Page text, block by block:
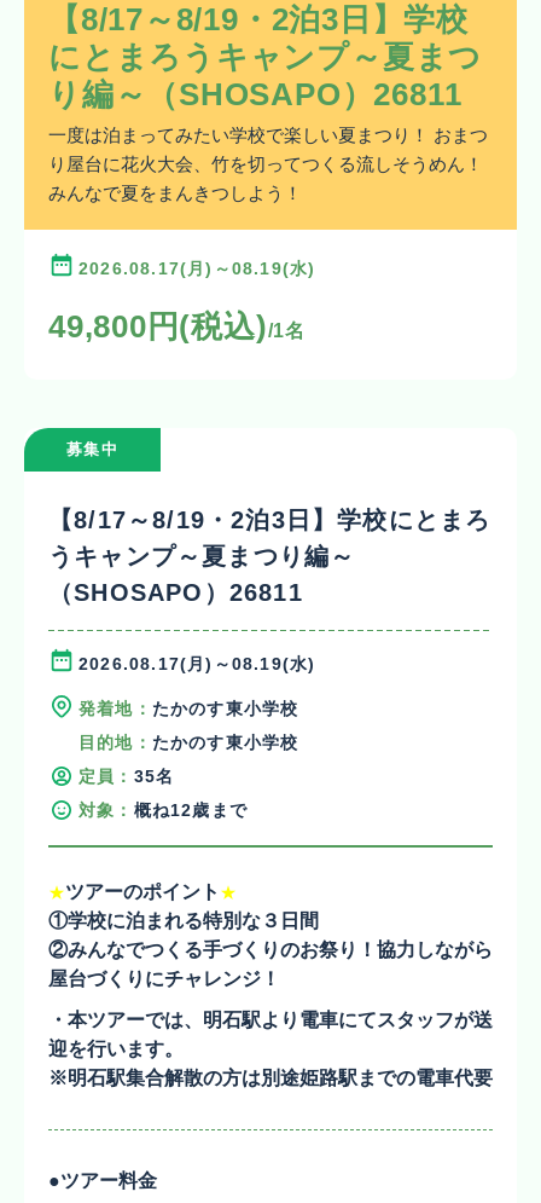
【8/17～8/19・2泊3日】学校
にとまろうキャンプ～夏まつ
り編～（SHOSAPO）26811
一度は泊まってみたい学校で楽しい夏まつり！ おまつ
り屋台に花火大会、竹を切ってつくる流しそうめん！
みんなで夏をまんきつしよう！
2026.08.17(月)～08.19(水)
49,800円(税込)/1名
募集中
【8/17～8/19・2泊3日】学校にとまろ
うキャンプ～夏まつり編～
（SHOSAPO）26811
2026.08.17(月)～08.19(水)
発着地： たかのす東小学校
目的地： たかのす東小学校
定員： 35名
対象： 概ね12歳まで
★ツアーのポイント ★
①学校に泊まれる特別な３日間
②みんなでつくる手づくりのお祭り！協力しながら
屋台づくりにチャレンジ！
・本ツアーでは、明石駅より電車にてスタッフが送
迎を行います。
※明石駅集合解散の方は別途姫路駅までの電車代要
●ツアー料金